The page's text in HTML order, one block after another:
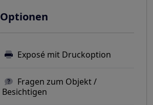
Optionen
Exposé mit Druckoption
Fragen zum Objekt /
Besichtigen